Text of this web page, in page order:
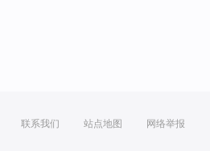
联系我们 站点地图 网络举报